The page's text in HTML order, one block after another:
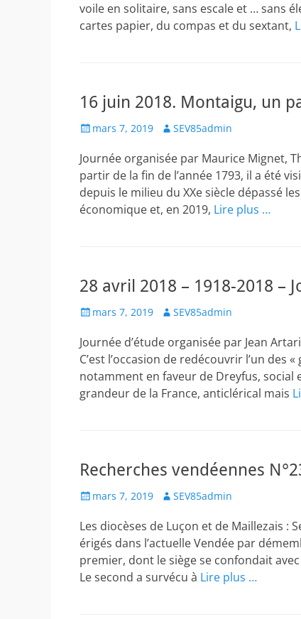
voile en solitaire, sans escale et … sans
cartes papier, du compas et du sextant,
16 juin 2018. Montaigu, un
Posted
mars 7, 2019 Author
SEV85admin
Journée organisée par Maurice Mignet,
partir de la fin de l’année 1793, il a été
depuis le milieu du XXe siècle dépassé
économique et, en 2019, Lire plus …
28 avril 2018 – 1918-2018 –
Posted
mars 7, 2019 Author
SEV85admin
Journée d’étude organisée par Jean
C’est l’occasion de redécouvrir l’un des
notamment en faveur de Dreyfus,
grandeur de la France, anticlérical mais
Recherches vendéennes
Posted
mars 7, 2019 Author
SEV85admin
Les diocèses de Luçon et de Maillezais :
érigés dans l’actuelle Vendée par
premier, dont le siège se confondait
Le second a survécu à Lire plus …